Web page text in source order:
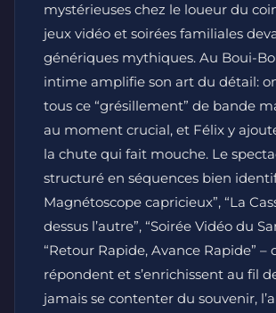
mystérieuses chez le loueur du
jeux vidéo et soirées familiales
génériques mythiques. Au Boui-
intime amplifie son art du détail:
tous ce “grésillement” de bande
au moment crucial, et Félix y
la chute qui fait mouche. Le
structuré en séquences bien
Magnétoscope capricieux”, “La
dessus l’autre”, “Soirée Vidéo du
“Retour Rapide, Avance Rapide” –
répondent et s’enrichissent au fil
jamais se contenter du souvenir,